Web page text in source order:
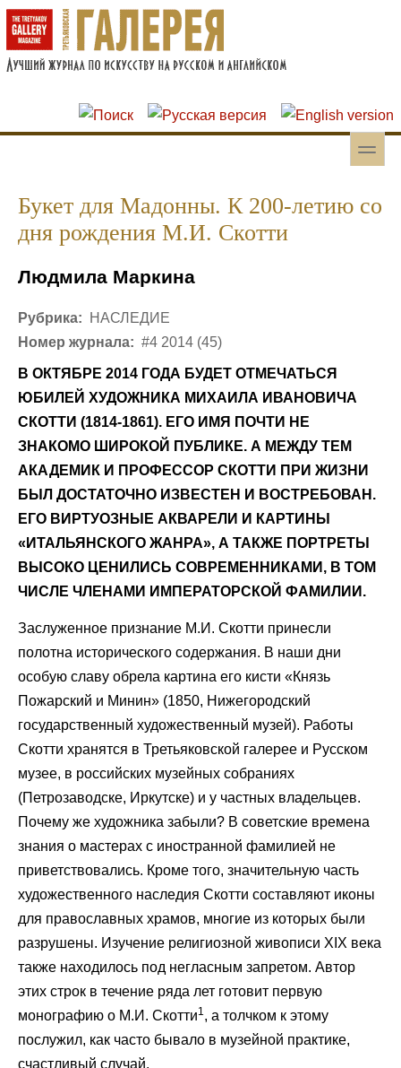
Перейти к основному содержанию
Skip to search
toggle
Букет для Мадонны. К 200-летию со
дня рождения М.И. Скотти
Людмила Маркина
Рубрика:
НАСЛЕДИЕ
Номер журнала: #4 2014 (45)
В ОКТЯБРЕ 2014 ГОДА БУДЕТ ОТМЕЧАТЬСЯ
ЮБИЛЕЙ ХУДОЖНИКА МИХАИЛА ИВАНОВИЧА
СКОТТИ (1814-1861). ЕГО ИМЯ ПОЧТИ НЕ
ЗНАКОМО ШИРОКОЙ ПУБЛИКЕ. А МЕЖДУ ТЕМ
АКАДЕМИК И ПРОФЕССОР СКОТТИ ПРИ ЖИЗНИ
БЫЛ ДОСТАТОЧНО ИЗВЕСТЕН И ВОСТРЕБОВАН.
ЕГО ВИРТУОЗНЫЕ АКВАРЕЛИ И КАРТИНЫ
«ИТАЛЬЯНСКОГО ЖАНРА», А ТАКЖЕ ПОРТРЕТЫ
ВЫСОКО ЦЕНИЛИСЬ СОВРЕМЕННИКАМИ, В ТОМ
ЧИСЛЕ ЧЛЕНАМИ ИМПЕРАТОРСКОЙ ФАМИЛИИ.
Заслуженное признание М.И. Скотти принесли
полотна исторического содержания. В наши дни
особую славу обрела картина его кисти «Князь
Пожарский и Минин» (1850, Нижегородский
государственный художественный музей). Работы
Скотти хранятся в Третьяковской галерее и Русском
музее, в российских музейных собраниях
(Петрозаводске, Иркутске) и у частных владельцев.
Почему же художника забыли? В советские времена
знания о мастерах с иностранной фамилией не
приветствовались. Кроме того, значительную часть
художественного наследия Скотти составляют иконы
для православных храмов, многие из которых были
разрушены. Изучение религиозной живописи XIX века
также находилось под негласным запретом. Автор
этих строк в течение ряда лет готовит первую
монографию о М.И. Скотти1, а толчком к этому
послужил, как часто бывало в музейной практике,
счастливый случай.